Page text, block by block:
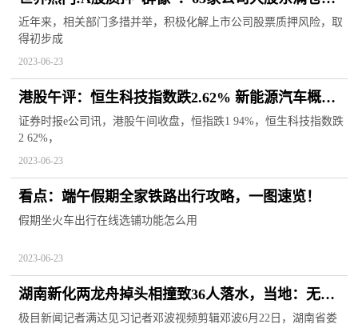
四大行业比例大降
近年来，相关部门多措并举，积极化解上市公司股票质押风险，取
得初步成
2023-06-23
港股午评：恒生科技指数跌2.62% 新能源汽车概念
股跌幅居前
证券时报e公司讯，港股午间收盘，恒指跌1 94%，恒生科技指数跌
2 62%，
2023-06-23
看点：端午假期全家铁路出行攻略，一图速览！
假期坐火车出行在线选铺功能怎么用
2023-06-23
湖南新化两龙舟掉头相撞致36人落水，当地：无人
员伤亡-世界微动态
极目新闻记者满达见习记者邓波视频剪辑邓波6月22日，湖南省娄